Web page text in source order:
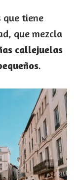
que tiene
que mezcla
callejuelas
.